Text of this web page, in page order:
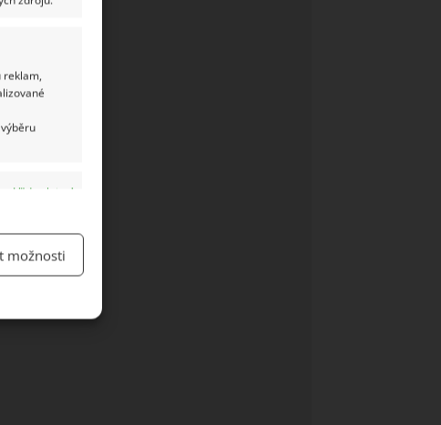
reklam,
Vždy aktivní
možnosti